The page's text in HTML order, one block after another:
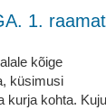
1. raamat
kõige
küsimusi
kurja kohta.